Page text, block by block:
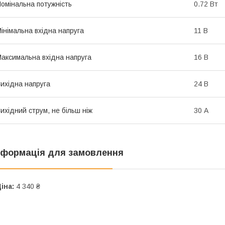
потужність 0.72 Вт
вхідна напруга 11 В
вхідна напруга 16 В
напруга 24 В
струм, не більш ніж 30 А
для замовлення
4 340 ₴